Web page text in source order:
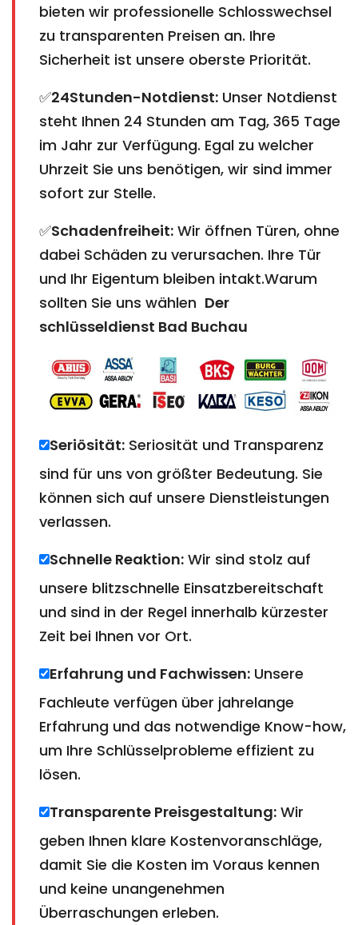
bieten wir professionelle Schlosswechsel
zu transparenten Preisen an. Ihre
Sicherheit ist unsere oberste Priorität.
✅24Stunden-Notdienst: Unser Notdienst
steht Ihnen 24 Stunden am Tag, 365 Tage
im Jahr zur Verfügung. Egal zu welcher
Uhrzeit Sie uns benötigen, wir sind immer
sofort zur Stelle.
✅Schadenfreiheit: Wir öffnen Türen, ohne
dabei Schäden zu verursachen. Ihre Tür
und Ihr Eigentum bleiben intakt.Warum
sollten Sie uns wählen Der
schlüsseldienst Bad Buchau
Seriösität: Seriosität und Transparenz
sind für uns von größter Bedeutung. Sie
können sich auf unsere Dienstleistungen
verlassen.
Schnelle Reaktion: Wir sind stolz auf
unsere blitzschnelle Einsatzbereitschaft
und sind in der Regel innerhalb kürzester
Zeit bei Ihnen vor Ort.
Erfahrung und Fachwissen: Unsere
Fachleute verfügen über jahrelange
Erfahrung und das notwendige Know-how,
um Ihre Schlüsselprobleme effizient zu
lösen.
Transparente Preisgestaltung: Wir
geben Ihnen klare Kostenvoranschläge,
damit Sie die Kosten im Voraus kennen
und keine unangenehmen
Überraschungen erleben.